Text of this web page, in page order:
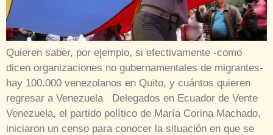
Quieren saber, por ejemplo, si efectivamente -como
dicen organizaciones no gubernamentales de migrantes-
hay 100.000 venezolanos en Quito, y cuántos quieren
regresar a Venezuela Delegados en Ecuador de Vente
Venezuela, el partido político de María Corina Machado,
iniciaron un censo para conocer la situación en que se